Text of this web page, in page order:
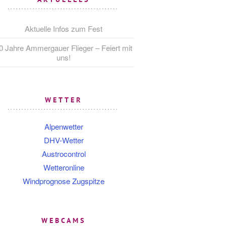
Aktuelle Infos zum Fest
Jahre Ammergauer Flieger – Feiert mit
uns!
WETTER
Alpenwetter
DHV-Wetter
Austrocontrol
Wetteronline
Windprognose Zugspitze
WEBCAMS